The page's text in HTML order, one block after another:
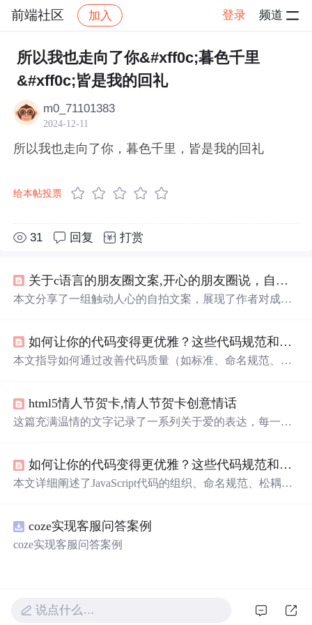
前端社区 加入 登录 频道
社区 前端社区 感慨 帖子详情
所以我也走向了你&#xff0c;暮色千里
&#xff0c;皆是我的回礼
m0_71101383
2024-12-11
所以我也走向了你，暮色千里，皆是我的回礼
给本帖投票
31 回复 打赏
关于c语言的朋友圈文案,开心的朋友圈说，自拍文案，有没有哪个说中你的心事...
本文分享了一组触动人心的自拍文案，展现了作者对成熟
中读者的心事。
如何让你的代码变得更优雅？这些代码规范和技巧必须知道（进阶必备，建议收藏）
本文指导如何通过改善代码质量（如标准、命名规范、松
路。html5情人节贺卡,情人节贺卡创意情话
这篇充满温情的文字记录了一系列关于爱的表达，每一句
如何让你的代码变得更优雅？这些代码规范和技巧必须知道（进阶必备，建议收藏）_总感觉自己的代码没有别人的优雅
本文详细阐述了JavaScript代码的组织、命名规范、松耦
coze实现客服问答案例
coze实现客服问答案例
说点什么…